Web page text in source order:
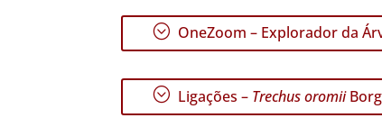
; OneZoom – Explorador da
; Ligações – Trechus oromii